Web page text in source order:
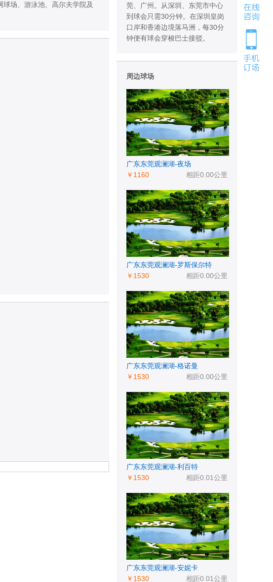
场、游泳池、高尔夫学院及
莞、广州。从深圳、东莞市中心
到球会只需30分钟。在深圳皇岗
口岸和香港边境落马洲，每30分
钟便有球会穿梭巴士接驳。
周边球场
广东东莞观澜湖-夜场
相距0.00公里
￥1160
广东东莞观澜湖-罗斯保尔特
相距0.00公里
￥1530
广东东莞观澜湖-格诺曼
相距0.00公里
￥1530
广东东莞观澜湖-利百特
相距0.01公里
￥1530
广东东莞观澜湖-安妮卡
相距0.01公里
￥1530